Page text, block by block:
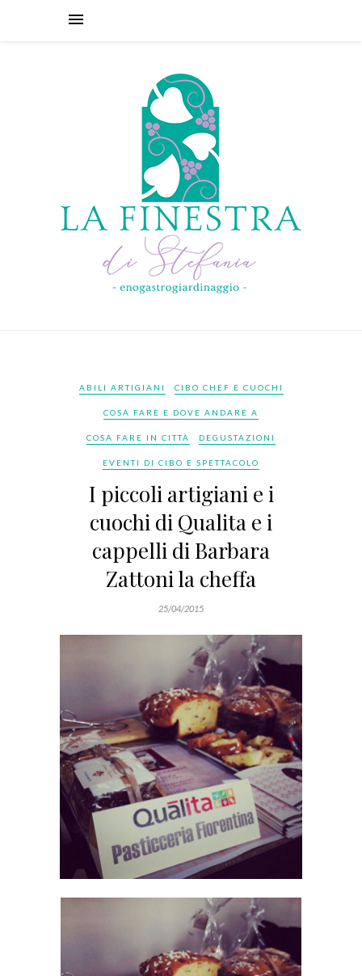
ABILI ARTIGIANI CIBO CHEF E CUOCHI
COSA FARE E DOVE ANDARE A
COSA FARE IN CITTÀ DEGUSTAZIONI
EVENTI DI CIBO E SPETTACOLO
I piccoli artigiani e i
cuochi di Qualita e i
cappelli di Barbara
Zattoni la cheffa
25/04/2015